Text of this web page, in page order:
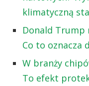
klimatyczną
Donald Trump
Co to oznacza
W branży
To efekt